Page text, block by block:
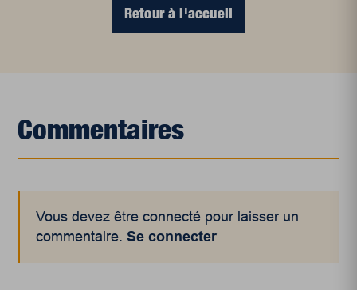
Retour à l'accueil
Commentaires
Vous devez être connecté pour laisser un
commentaire.Se connecter